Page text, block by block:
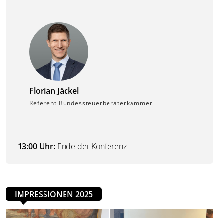
Florian Jäckel
Referent Bundessteuerberaterkammer
13:00 Uhr: Ende der Konferenz
IMPRESSIONEN 2025